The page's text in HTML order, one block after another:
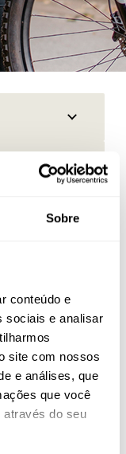
Sobre
conteúdo e
sociais e analisar
site com nossos
e análises, que
que você
através do seu